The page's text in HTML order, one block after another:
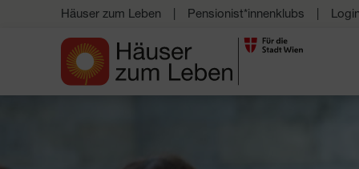
Häuser zum Leben Pensionist*innenklubs